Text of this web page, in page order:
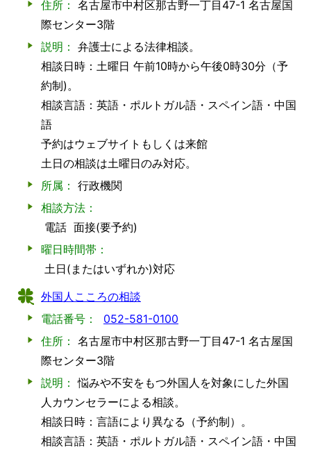
住所： 名古屋市中村区那古野一丁目47-1 名古屋国
際センター3階
説明： 弁護士による法律相談。
相談日時：土曜日 午前10時から午後0時30分（予
約制)。
相談言語：英語・ポルトガル語・スペイン語・中国
語
予約はウェブサイトもしくは来館
土日の相談は土曜日のみ対応。
所属： 行政機関
相談方法：
電話 面接(要予約)
曜日時間帯：
土日(またはいずれか)対応
外国人こころの相談
電話番号：
052-581-0100
住所： 名古屋市中村区那古野一丁目47-1 名古屋国
際センター3階
説明： 悩みや不安をもつ外国人を対象にした外国
人カウンセラーによる相談。
相談日時：言語により異なる（予約制）。
相談言語：英語・ポルトガル語・スペイン語・中国